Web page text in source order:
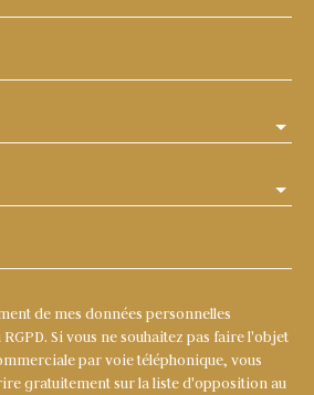
de mes données personnelles
Si vous ne souhaitez pas faire l'objet
par voie téléphonique, vous
gratuitement sur la liste d'opposition au